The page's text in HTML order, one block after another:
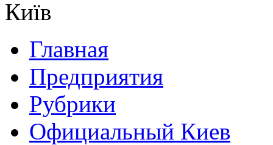
Главная
Предприятия
Рубрики
Официальный Киев